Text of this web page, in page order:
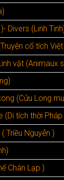
Divers (Linh
cổ tích
vật (Animaux
(Cửu Long
(Di tích thời
Triều Nguyễn )
Chân Lạp )